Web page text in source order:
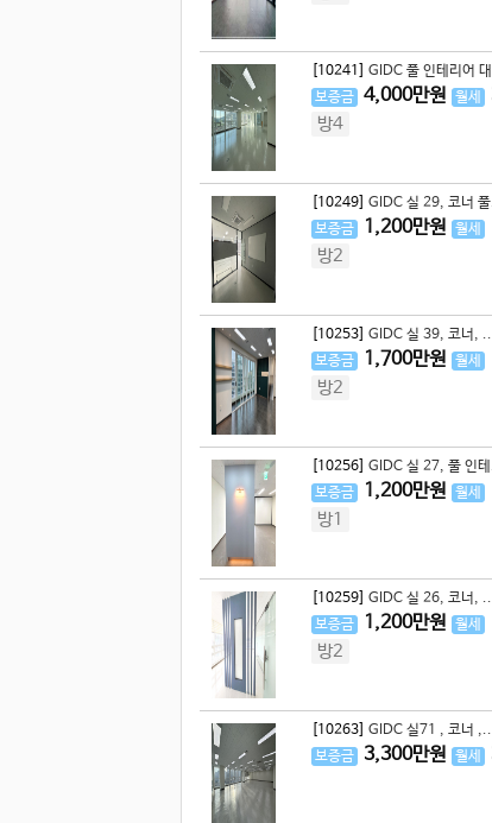
[10241]
GIDC 풀 인테리어
보증금 4,000만원 월세
방4
[10249] GIDC 실 29, 코너
보증금
1,200만원 월세
방2
[10253] GIDC 실 39, 코너, ..
보증금
1,700만원 월세
방2
[10256] GIDC 실 27, 풀 인
보증금
1,200만원 월세
방1
[10259] GIDC 실 26, 코너, ..
보증금
1,200만원 월세
방2
[10263] GIDC 실71 , 코너 ,..
보증금
3,300만원 월세